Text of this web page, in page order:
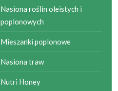
Nasiona roślin oleistych i
poplonowych
Mieszanki poplonowe
Nasiona traw
Nutri Honey